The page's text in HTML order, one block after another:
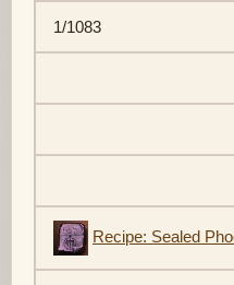
1/1083
Recipe: Sealed